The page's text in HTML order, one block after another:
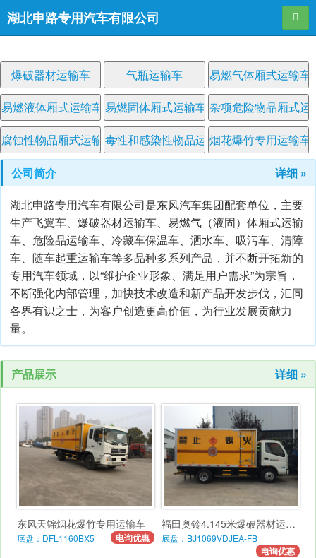
湖北申路专用汽车有限公司 导航
爆破器材运输车 气瓶运输车
易燃气体厢式运输车
易燃液体厢式运输车 易燃固体厢式运输车 杂项危险物品厢式运
腐蚀性物品厢式运输车毒性和感染性物品运输车烟花爆竹专用运输车
公司简介
详细 »
湖北申路专用汽车有限公司是东风汽车集团配套单位，主要
生产飞翼车、爆破器材运输车、易燃气（液固）体厢式运输
车、危险品运输车、冷藏车保温车、洒水车、吸污车、清障
车、随车起重运输车等多品种多系列产品，并不断开拓新的
专用汽车领域，以“维护企业形象、满足用户需求”为宗旨，
不断强化内部管理，加快技术改造和新产品开发步伐，汇同
各界有识之士，为客户创造更高价值，为行业发展贡献力
量。
产品展示 详细 »
东风天锦烟花爆竹专用运输车
底盘：DFL1160BX5 电询优惠
福田奥铃4.145米爆破器材运输车
底盘：BJ1069VDJEA-FB
电询优惠